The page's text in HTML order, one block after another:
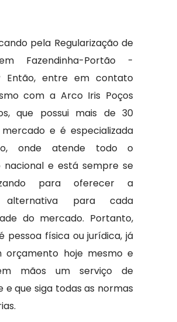
pela Regularização de
Fazendinha-Portão -
Então, entre em contato
com a Arco Iris Poços
que possui mais de 30
e é especializada
onde atende todo o
nacional e está sempre se
para oferecer a
alternativa para cada
do mercado. Portanto,
pessoa física ou jurídica, já
orçamento hoje mesmo e
mãos um serviço de
e que siga todas as normas